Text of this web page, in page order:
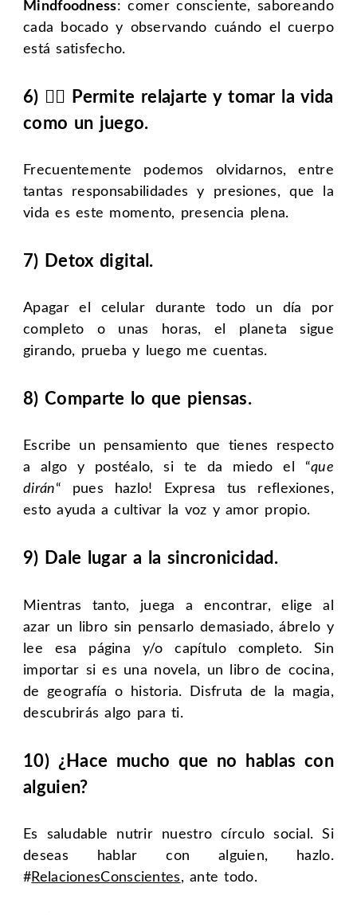
Mindfoodness: comer consciente, saboreando
cada bocado y observando cuándo el cuerpo
está satisfecho.
6) 💆‍♀️ Permite relajarte y tomar la vida
como un juego.
Frecuentemente podemos olvidarnos, entre
tantas responsabilidades y presiones, que la
vida es este momento, presencia plena.
7) Detox digital.
Apagar el celular durante todo un día por
completo o unas horas, el planeta sigue
girando, prueba y luego me cuentas.
8) Comparte lo que piensas.
Escribe un pensamiento que tienes respecto
a algo y postéalo, si te da miedo el “que
dirán“ pues hazlo! Expresa tus reflexiones,
esto ayuda a cultivar la voz y amor propio.
9) Dale lugar a la sincronicidad.
Mientras tanto, juega a encontrar, elige al
azar un libro sin pensarlo demasiado, ábrelo y
lee esa página y/o capítulo completo. Sin
importar si es una novela, un libro de cocina,
de geografía o historia. Disfruta de la magia,
descubrirás algo para ti.
10) ¿Hace mucho que no hablas con
alguien?
Es saludable nutrir nuestro círculo social. Si
deseas hablar con alguien, hazlo.
#RelacionesConscientes, ante todo.